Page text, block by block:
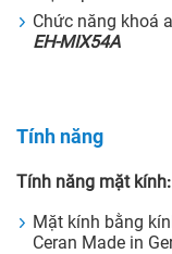
Chức năng khoá
EH-MIX54A
Tính năng
Tính năng mặt kính:
Mặt kính bằng
Ceran Made in